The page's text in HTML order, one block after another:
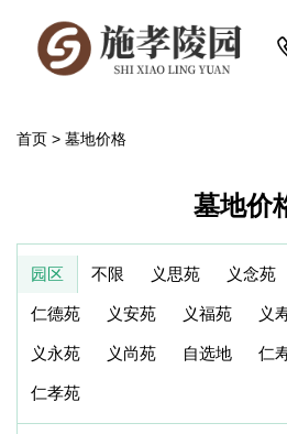
首页 > 墓地价格
墓地价
园区 不限 义思苑 义念苑
仁德苑 义安苑 义福苑 义
义永苑 义尚苑 自选地 仁
仁孝苑